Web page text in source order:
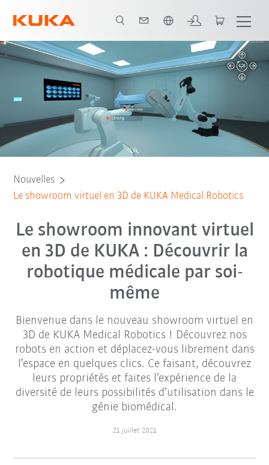
Nouvelles
Le showroom virtuel en 3D de KUKA Medical Robotics
Le showroom innovant virtuel
en 3D de KUKA : Découvrir la
robotique médicale par soi-
même
Bienvenue dans le nouveau showroom virtuel en
3D de KUKA Medical Robotics ! Découvrez nos
robots en action et déplacez-vous librement dans
l’espace en quelques clics. Ce faisant, découvrez
leurs propriétés et faites l’expérience de la
diversité de leurs possibilités d’utilisation dans le
génie biomédical.
21 juillet 2021